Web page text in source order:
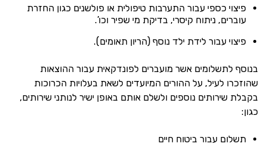
פיצוי כספי עבור התערבות טיפולית או פולשנים כגון החזרת
עוברים, ניתוח קיסרי, בדיקת מי שפיר וכו’.
פיצוי עבור לידת ילד נוסף (הריון תאומים).
בנוסף לתשלומים אשר מועברים לפונדקאית עבור ההוצאות
שהוזכרו לעיל, על ההורים המיועדים לשאת בעלויות הכרוכות
בקבלת שירותים נוספים ולשלם אותם באופן ישיר לנותני שירותים,
כגון:
תשלום עבור ביטוח חיים